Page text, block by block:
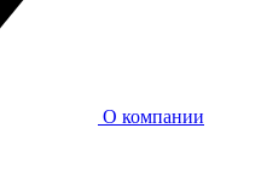
О компании